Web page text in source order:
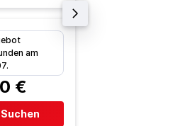
am
€
Suchen